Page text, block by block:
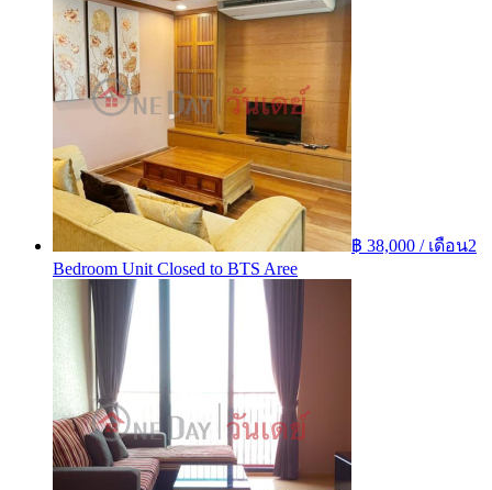
฿ 38,000 / เดือน2
Bedroom Unit Closed to BTS Aree